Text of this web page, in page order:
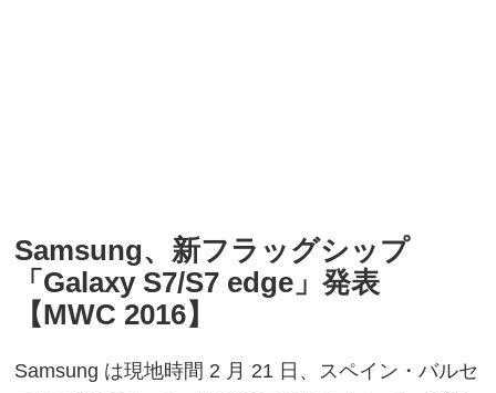
Samsung、新フラッグシップ
「Galaxy S7/S7 edge」発表
【MWC 2016】
Samsung は現地時間 2 月 21 日、スペイン・バルセ